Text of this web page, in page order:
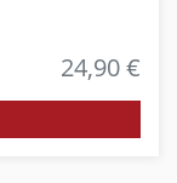
24,90 €